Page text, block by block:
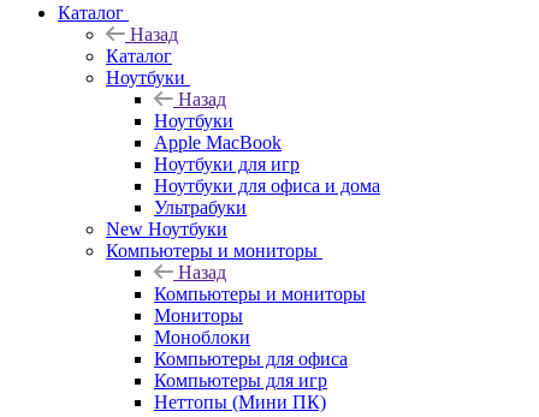
Каталог
Назад
Каталог
Ноутбуки
Назад
Ноутбуки
Apple MacBook
Ноутбуки для игр
Ноутбуки для офиса и дома
Ультрабуки
New Ноутбуки
Компьютеры и мониторы
Назад
Компьютеры и мониторы
Мониторы
Моноблоки
Компьютеры для офиса
Компьютеры для игр
Неттопы (Мини ПК)